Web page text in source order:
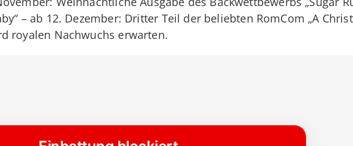
– ab 12. Dezember: Dritter Teil der beliebten RomCom „A
royalen Nachwuchs erwarten.